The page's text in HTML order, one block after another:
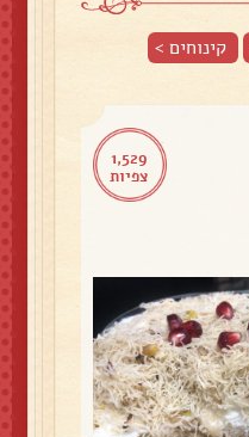
קינוחים>
1,529
צפיות